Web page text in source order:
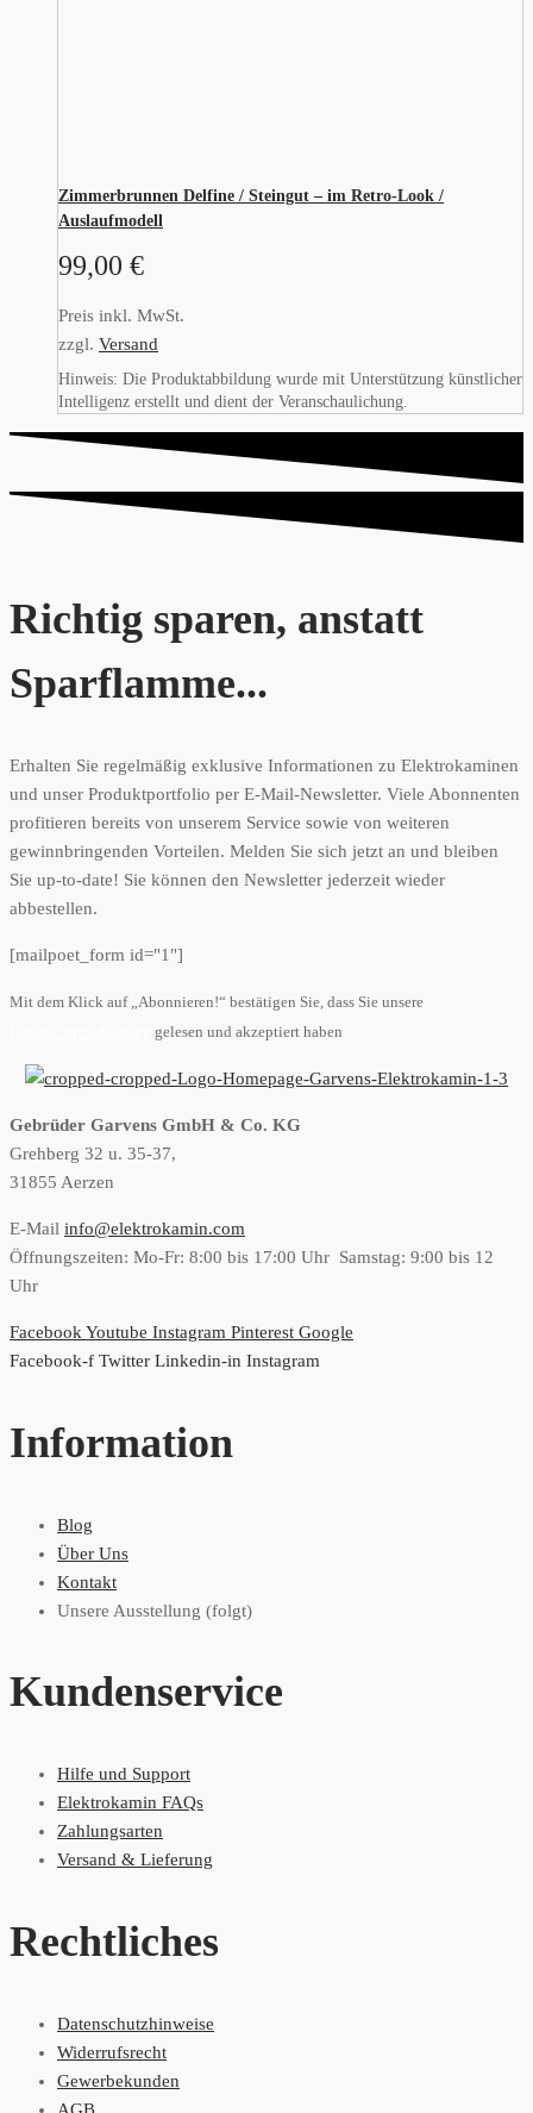
Zimmerbrunnen Delfine / Steingut – im Retro-Look /
Auslaufmodell
99,00 €
Preis inkl. MwSt.
zzgl. Versand
Hinweis: Die Produktabbildung wurde mit Unterstützung künstlicher
Intelligenz erstellt und dient der Veranschaulichung.
Richtig sparen, anstatt
Sparflamme...
Erhalten Sie regelmäßig exklusive Informationen zu Elektrokaminen
und unser Produktportfolio per E-Mail-Newsletter. Viele Abonnenten
profitieren bereits von unserem Service sowie von weiteren
gewinnbringenden Vorteilen. Melden Sie sich jetzt an und bleiben
Sie up-to-date! Sie können den Newsletter jederzeit wieder
abbestellen.
[mailpoet_form id="1"]
Mit dem Klick auf „Abonnieren!“ bestätigen Sie, dass Sie unsere
gelesen und akzeptiert haben
Gebrüder Garvens GmbH & Co. KG
Grehberg 32 u. 35-37,
31855 Aerzen
E-Mail info@elektrokamin.com
Öffnungszeiten: Mo-Fr: 8:00 bis 17:00 Uhr Samstag: 9:00 bis 12
Uhr
Facebook Youtube Instagram Pinterest Google
Facebook-f Twitter Linkedin-in Instagram
Information
Blog
Über Uns
Kontakt
Unsere Ausstellung (folgt)
Kundenservice
Hilfe und Support
Elektrokamin FAQs
Zahlungsarten
Versand & Lieferung
Rechtliches
Datenschutzhinweise
Widerrufsrecht
Gewerbekunden